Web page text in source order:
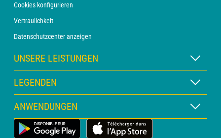
Cookies konfigurieren
Vertraulichkeit
Datenschutzcenter anzeigen
UNSERE LEISTUNGEN
WETTER Xpert Abonnement
WETTER PRO Abonnement
Beratung mit einem Vorhersager
PRO-Newsletter
LEGENDEN
Kartenlegende
Piktogrammlegende
Glossar
ANWENDUNGEN
Wetter-App für Land